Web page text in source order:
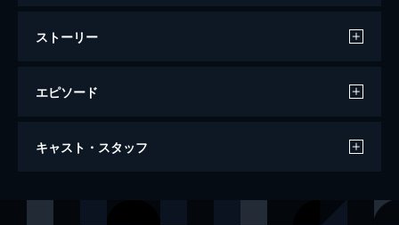
ストーリー
エピソード
金持を喰いちぎれ
キャスト・スタッフ